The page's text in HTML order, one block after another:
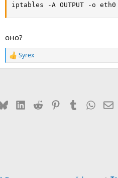
iptables -A OUTPUT -o
оно?
Р
е
Syrex
BlueskyLinkedIn
Reddit PinterestTumblr